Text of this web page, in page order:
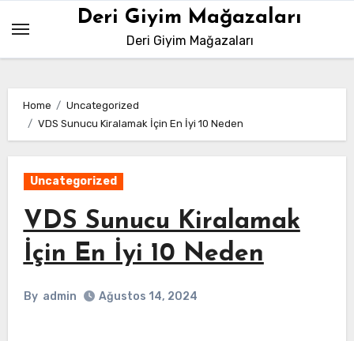
content
Deri Giyim Mağazaları
Deri Giyim Mağazaları
Home
Uncategorized
VDS Sunucu Kiralamak İçin En İyi 10 Neden
Uncategorized
VDS Sunucu Kiralamak
İçin En İyi 10 Neden
By admin Ağustos 14, 2024